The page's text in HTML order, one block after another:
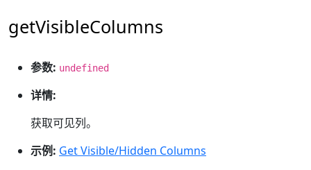
getVisibleColumns
参数: undefined
详情:
获取可见列。
示例: Get Visible/Hidden Columns